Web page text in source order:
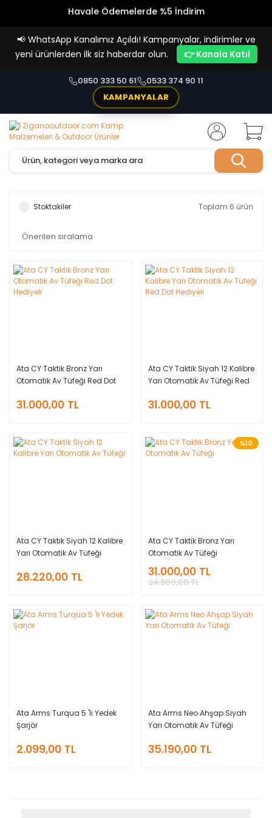
Havale Ödemelerde %5 İndirim
📢 WhatsApp Kanalımız Açıldı! Kampanyalar, indirimler ve
yeni ürünlerden ilk siz haberdar olun.
👉 Kanala Katıl
0850 333 50 61
0533 374 90 11
KAMPANYALAR
Stoktakiler Toplam 6 ürün
Ata CY Taktik Bronz Yarı
Otomatik Av Tüfeği Red Dot
31.000,00 TL
Ata CY Taktik Siyah 12 Kalibre
Yarı Otomatik Av Tüfeği Red
31.000,00 TL
Ata CY Taktik Siyah 12 Kalibre
Yarı Otomatik Av Tüfeği
28.220,00 TL
%10
Ata CY Taktik Bronz Yarı
Otomatik Av Tüfeği
31.000,00 TL
34.500,00 TL
Ata Arms Turqua 5 'li Yedek
Şarjör
2.099,00 TL
Ata Arms Neo Ahşap Siyah
Yarı Otomatik Av Tüfeği
35.190,00 TL